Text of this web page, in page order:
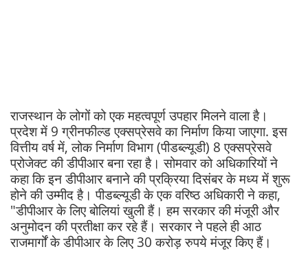
राजस्थान के लोगों को एक महत्वपूर्ण उपहार मिलने वाला है।
प्रदेश में 9 ग्रीनफील्ड एक्सप्रेसवे का निर्माण किया जाएगा. इस
वित्तीय वर्ष में, लोक निर्माण विभाग (पीडब्ल्यूडी) 8 एक्सप्रेसवे
प्रोजेक्ट की डीपीआर बना रहा है। सोमवार को अधिकारियों ने
कहा कि इन डीपीआर बनाने की प्रक्रिया दिसंबर के मध्य में शुरू
होने की उम्मीद है। पीडब्ल्यूडी के एक वरिष्ठ अधिकारी ने कहा,
"डीपीआर के लिए बोलियां खुली हैं। हम सरकार की मंजूरी और
अनुमोदन की प्रतीक्षा कर रहे हैं। सरकार ने पहले ही आठ
राजमार्गों के डीपीआर के लिए 30 करोड़ रुपये मंजूर किए हैं।